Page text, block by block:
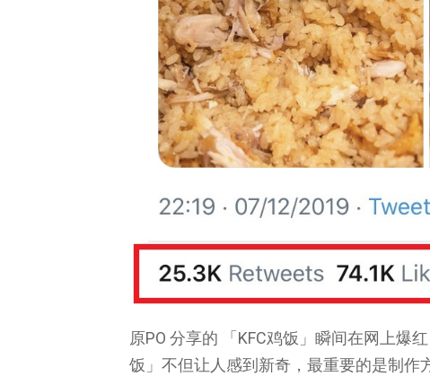
原PO 分享的 「KFC鸡饭」瞬间在网上爆
饭」不但让人感到新奇，最重要的是制作